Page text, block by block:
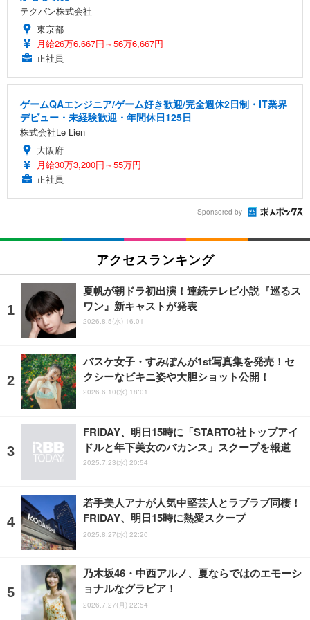
テクバン株式会社
東京都
月給26万6,667円～56万6,667円
正社員
ゲームQAエンジニア/ゲーム好き歓迎/完全週休2日制・IT業界
デビュー・未経験歓迎・年間休日125日
株式会社Le Lien
大阪府
月給30万3,200円～55万円
正社員
Sponsored by
アクセスランキング
夏帆が朝ドラ初出演！連続テレビ小説『巡るス
ワン』新キャストが発表
2026.8.5(水) 16:01
バスケ女子・すみぽんが1st写真集を発売！セ
クシーなビキニ姿や大胆ショット公開！
2026.6.10(水) 18:01
FRIDAY、明日15時に「STARTO社トップアイ
ドルと年下美女のバカンス」スクープを報道
2025.7.23(水) 20:54
若手美人アナが人気中堅芸人とラブラブ同棲！
FRIDAY、明日15時に熱愛スクープ
2025.8.27(水) 22:20
乃木坂46・中西アルノ、夏ならではのエモーシ
ョナルなグラビア！
2026.7.27(月) 22:54